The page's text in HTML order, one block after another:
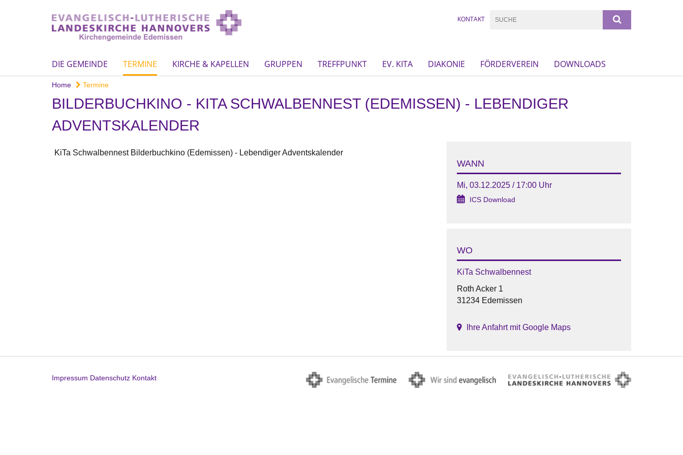
KONTAKT
DIE GEMEINDE TERMINE KIRCHE & KAPELLEN GRUPPEN TREFFPUNKT EV. KITA DIAKONIE FÖRDERVEREIN DOWNLOADS
Home Termine
BILDERBUCHKINO - KITA SCHWALBENNEST (EDEMISSEN) - LEBENDIGER
ADVENTSKALENDER
KiTa Schwalbennest Bilderbuchkino (Edemissen) - Lebendiger Adventskalender
WANN
Mi, 03.12.2025 / 17:00 Uhr
ICS Download
WO
KiTa Schwalbennest
Roth Acker 1
31234 Edemissen
Ihre Anfahrt mit Google Maps
Impressum Datenschutz Kontakt